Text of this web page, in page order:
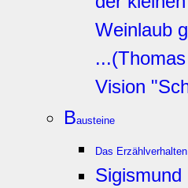
Weinlaub
...(Th
Vision
Bausteine
Das